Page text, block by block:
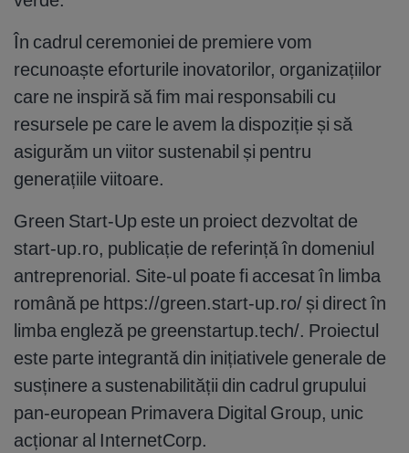
În cadrul ceremoniei de premiere vom
recunoaște eforturile inovatorilor, organizațiilor
care ne inspiră să fim mai responsabili cu
resursele pe care le avem la dispoziție și să
asigurăm un viitor sustenabil și pentru
generațiile viitoare.
Green Start-Up este un proiect dezvoltat de
start-up.ro, publicație de referință în domeniul
antreprenorial. Site-ul poate fi accesat în limba
română pe https://green.start-up.ro/ și direct în
limba engleză pe greenstartup.tech/. Proiectul
este parte integrantă din inițiativele generale de
susținere a sustenabilității din cadrul grupului
pan-european Primavera Digital Group, unic
acționar al InternetCorp.